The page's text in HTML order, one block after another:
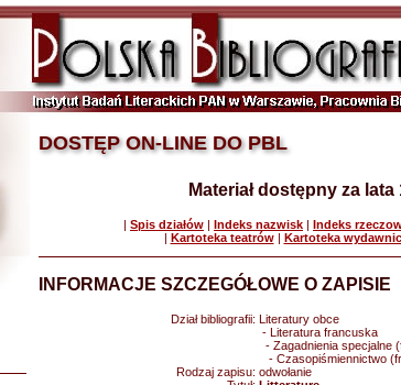
DOSTĘP ON-LINE DO PBL
Materiał dostępny za lata
| Spis działów | Indeks nazwisk | Indeks
| Kartoteka teatrów| Kartoteka
INFORMACJE SZCZEGÓŁOWE O ZAPISIE
Dział bibliografii: Literatury obce
- Literatura francuska
- Zagadnienia specjalne
- Czasopiśmiennictwo
Rodzaj zapisu: odwołanie